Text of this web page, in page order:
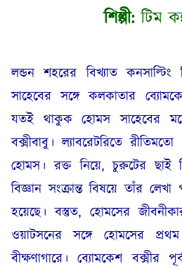
শিল্পী:টিম
লন্ডন শহরের বিখ্যাত
সাহেবের সঙ্গে কলকাতার
যতই থাকুক হোমস সাহেবের
বক্সীবাবু। ল্যাবরেটরিতে
হোমস। রক্ত নিয়ে, চুরুটের
বিজ্ঞান সংক্রান্ত বিষয়ে তাঁর
হয়েছে। বস্তুত, হোমসের
ওয়াটসনের সঙ্গে হোমসের
বীক্ষণাগারে। ব্যোমকেশ বক্সীর